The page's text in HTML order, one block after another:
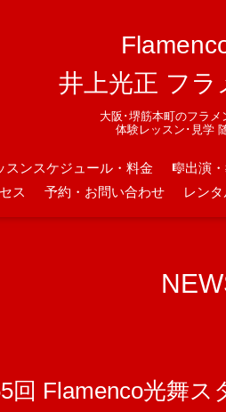
井上光正 フラ
大阪･堺筋本町のフラメ
体験レッスン･見学
スンスケジュール・料金 🎼出演
ス
予約・お問い合わせ レン
回 Flamenco光舞ス